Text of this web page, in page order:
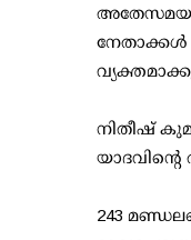
നിതീഷ്
243